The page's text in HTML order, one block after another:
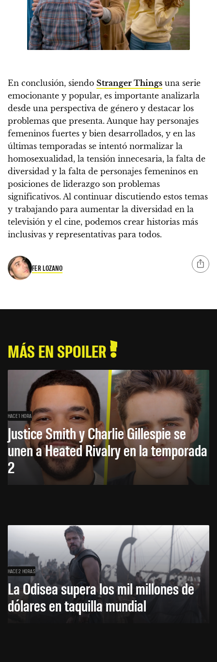
En conclusión, siendo Stranger Things una serie
emocionante y popular, es importante analizarla
desde una perspectiva de género y destacar los
problemas que presenta. Aunque hay personajes
femeninos fuertes y bien desarrollados, y en las
últimas temporadas se intentó normalizar la
homosexualidad, la tensión innecesaria, la falta de
diversidad y la falta de personajes femeninos en
posiciones de liderazgo son problemas
significativos. Al continuar discutiendo estos temas
y trabajando para aumentar la diversidad en la
televisión y el cine, podemos crear historias más
inclusivas y representativas para todos.
FER LOZANO
MÁS EN SPOILER
HACE 1 HORA
Justice Smith y Charlie Gillespie se
unen a Heated Rivalry en la temporada
2
HACE 2 HORAS
La Odisea supera los mil millones de
dólares en taquilla mundial